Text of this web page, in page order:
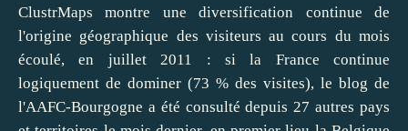
ClustrMaps montre une diversification continue de
l'origine géographique des visiteurs au cours du mois
écoulé, en juillet 2011 : si la France continue
logiquement de dominer (73 % des visites), le blog de
l'AAFC-Bourgogne a été consulté depuis 27 autres pays